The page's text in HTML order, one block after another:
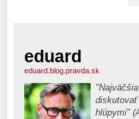
eduard
eduard.blog.pravda.sk
hlúpymi"